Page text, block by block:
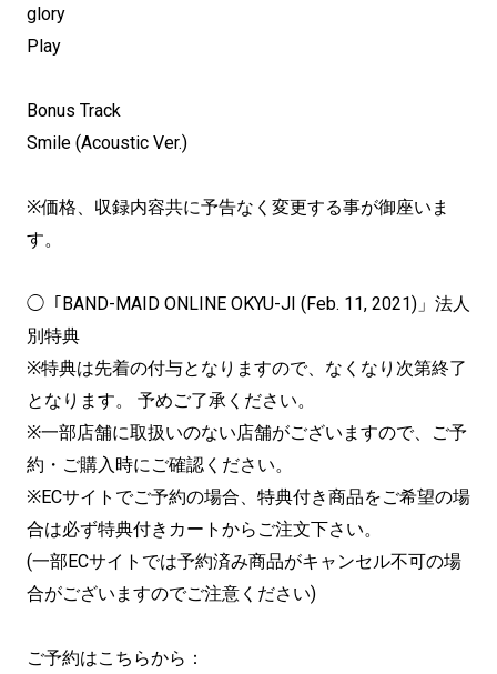
glory
Play
Bonus Track
Smile (Acoustic Ver.)
※価格、収録内容共に予告なく変更する事が御座いま
す。
◯「BAND-MAID ONLINE OKYU-JI (Feb. 11, 2021)」法人
別特典
※特典は先着の付与となりますので、なくなり次第終了
となります。 予めご了承ください。
※一部店舗に取扱いのない店舗がございますので、ご予
約・ご購入時にご確認ください。
※ECサイトでご予約の場合、特典付き商品をご希望の場
合は必ず特典付きカートからご注文下さい。
(一部ECサイトでは予約済み商品がキャンセル不可の場
合がございますのでご注意ください)
ご予約はこちらから：